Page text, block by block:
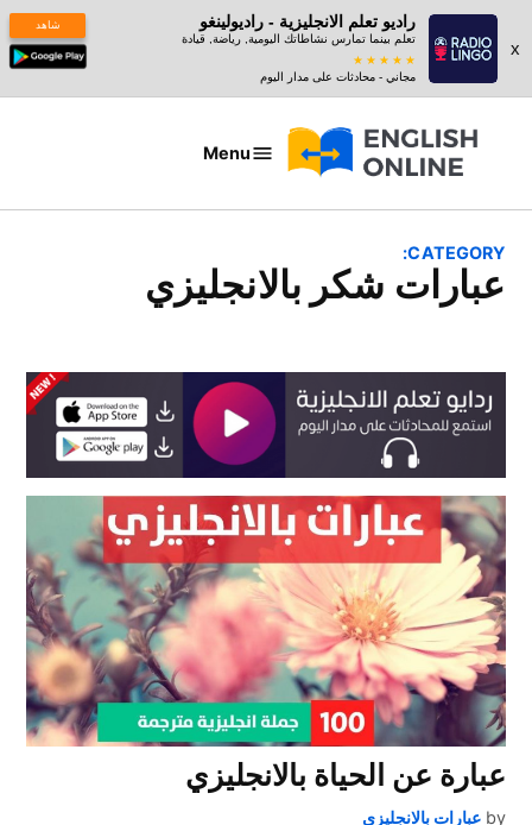
x
راديو تعلم الانجليزية - راديولينغو
تعلم بينما تمارس نشاطاتك اليومية, رياضة, قيادة
مجاني - محادثات على مدار اليوم
شاهد
عبارات
Menu
CATEGORY:
عبارات شكر بالانجليزي
عبارة عن الحياة بالانجليزي
by عبارات بالانجليزي